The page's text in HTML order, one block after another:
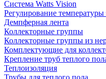
Система Watts Vision
Регулирование температуры
Демпферная лента
Коллекторные группы
Коллекторные группы из
Комплектующие для
Крепление труб теплого
Теплоизоляция
Трубы для теплого пола